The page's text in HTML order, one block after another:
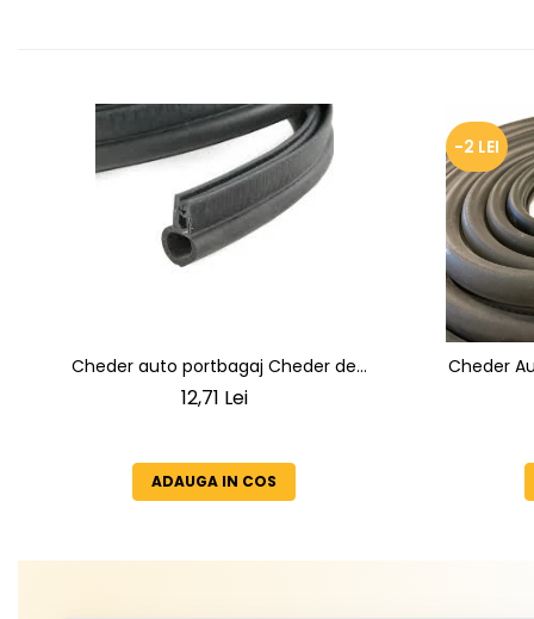
Cheder auto portbagaj Cheder de
Etanșare Profesional din Cauciuc -
12,71 Lei
ADAUGA IN COS
-2 LEI
Cheder